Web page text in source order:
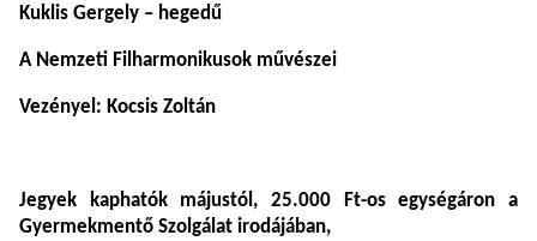
Kuklis Gergely – hegedű
A Nemzeti Filharmonikusok művészei
Vezényel: Kocsis Zoltán
Jegyek kaphatók májustól, 25.000 Ft-os egységáron a
Gyermekmentő Szolgálat irodájában,